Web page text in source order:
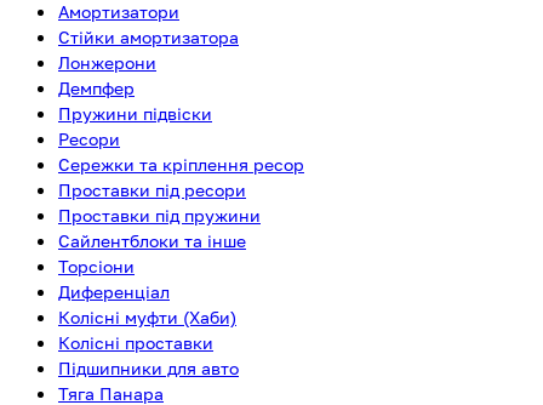
Амортизатори
Стійки амортизатора
Лонжерони
Демпфер
Пружини підвіски
Ресори
Сережки та кріплення ресор
Проставки під ресори
Проставки під пружини
Сайлентблоки та інше
Торсіони
Диференціал
Колісні муфти (Хаби)
Колісні проставки
Підшипники для авто
Тяга Панара